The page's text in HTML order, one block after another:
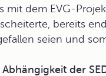
mit dem EVG-
bereits
seien und
Abhängigkeit der